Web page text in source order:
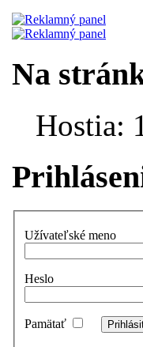
Na
Hostia:
Užívateľské meno
Heslo
Pamätať